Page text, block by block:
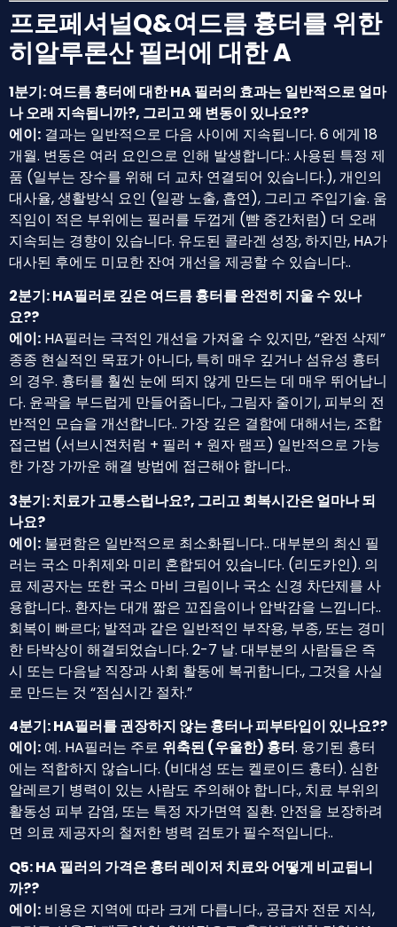
프로페셔널Q&여드름 흉터를 위한
히알루론산 필러에 대한 A
1분기: 여드름 흉터에 대한 HA 필러의 효과는 일반적으로 얼마
나 오래 지속됩니까?, 그리고 왜 변동이 있나요??
에이: 결과는 일반적으로 다음 사이에 지속됩니다. 6 에게 18
개월. 변동은 여러 요인으로 인해 발생합니다.: 사용된 특정 제
품 (일부는 장수를 위해 더 교차 연결되어 있습니다.), 개인의
대사율, 생활방식 요인 (일광 노출, 흡연), 그리고 주입기술. 움
직임이 적은 부위에는 필러를 두껍게 (뺨 중간처럼) 더 오래
지속되는 경향이 있습니다. 유도된 콜라겐 성장, 하지만, HA가
대사된 후에도 미묘한 잔여 개선을 제공할 수 있습니다..
2분기: HA필러로 깊은 여드름 흉터를 완전히 지울 수 있나
요??
에이: HA필러는 극적인 개선을 가져올 수 있지만, “완전 삭제”
종종 현실적인 목표가 아니다, 특히 매우 깊거나 섬유성 흉터
의 경우. 흉터를 훨씬 눈에 띄지 않게 만드는 데 매우 뛰어납니
다. 윤곽을 부드럽게 만들어줍니다., 그림자 줄이기, 피부의 전
반적인 모습을 개선합니다.. 가장 깊은 결함에 대해서는, 조합
접근법 (서브시젼처럼 + 필러 + 원자 램프) 일반적으로 가능
한 가장 가까운 해결 방법에 접근해야 합니다..
3분기: 치료가 고통스럽나요?, 그리고 회복시간은 얼마나 되
나요?
에이: 불편함은 일반적으로 최소화됩니다.. 대부분의 최신 필
러는 국소 마취제와 미리 혼합되어 있습니다. (리도카인). 의
료 제공자는 또한 국소 마비 크림이나 국소 신경 차단제를 사
용합니다.. 환자는 대개 짧은 꼬집음이나 압박감을 느낍니다..
회복이 빠르다; 발적과 같은 일반적인 부작용, 부종, 또는 경미
한 타박상이 해결되었습니다. 2-7 날. 대부분의 사람들은 즉
시 또는 다음날 직장과 사회 활동에 복귀합니다., 그것을 사실
로 만드는 것 “점심시간 절차.”
4분기: HA필러를 권장하지 않는 흉터나 피부타입이 있나요??
에이: 예. HA필러는 주로 위축된 (우울한) 흉터. 융기된 흉터
에는 적합하지 않습니다. (비대성 또는 켈로이드 흉터). 심한
알레르기 병력이 있는 사람도 주의해야 합니다., 치료 부위의
활동성 피부 감염, 또는 특정 자가면역 질환. 안전을 보장하려
면 의료 제공자의 철저한 병력 검토가 필수적입니다..
Q5: HA 필러의 가격은 흉터 레이저 치료와 어떻게 비교됩니
까??
에이: 비용은 지역에 따라 크게 다릅니다., 공급자 전문 지식,